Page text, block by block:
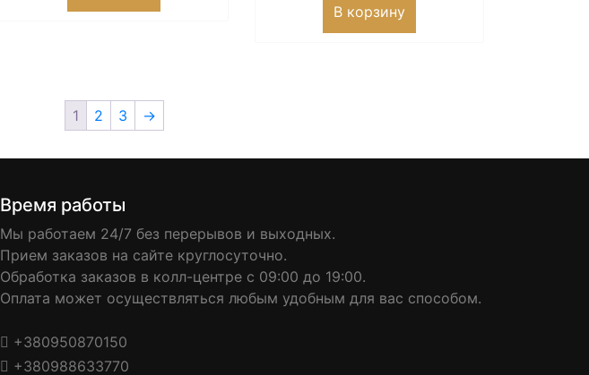
В корзину
1 2 3 →
Время работы
Мы работаем 24/7 без перерывов и выходных.
Прием заказов на сайте круглосуточно.
Обработка заказов в колл-центре с 09:00 до 19:00.
Оплата может осуществляться любым удобным для вас способом.
+380950870150
+380988633770